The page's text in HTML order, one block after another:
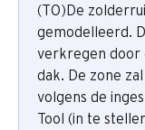
(TO)De
gemodelleerd.
verkregen door
dak. De zone
volgens de
Tool (in te